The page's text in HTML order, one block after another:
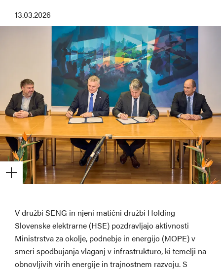
13.03.2026
V družbi SENG in njeni matični družbi Holding
Slovenske elektrarne (HSE) pozdravljajo aktivnosti
Ministrstva za okolje, podnebje in energijo (MOPE) v
smeri spodbujanja vlaganj v infrastrukturo, ki temelji na
obnovljivih virih energije in trajnostnem razvoju. S